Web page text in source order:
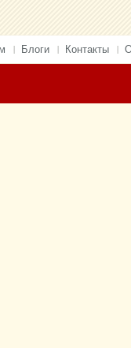
Блоги Контакты